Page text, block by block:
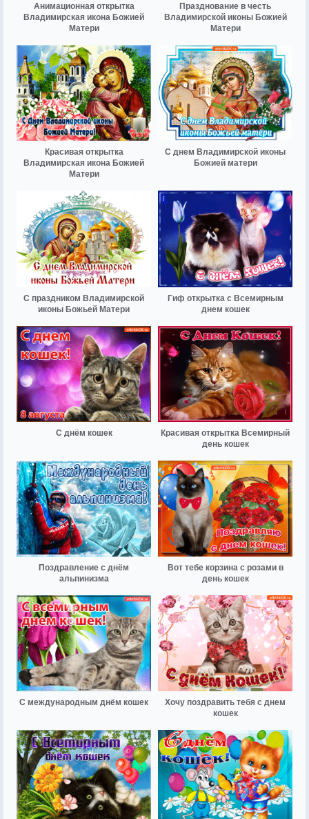
Анимационная открытка
Владимирская икона Божией
Матери
Празднование в честь
Владимирской иконы Божией
Матери
Красивая открытка
Владимирская икона Божией
Матери
С днем Владимирской иконы
Божией матери
С праздником Владимирской
иконы Божьей Матери
Гиф открытка с Всемирным
днем кошек
С днём кошек
Красивая открытка Всемирный
день кошек
Поздравление с днём
альпинизма
Вот тебе корзина с розами в
день кошек
С международным днём кошек
Хочу поздравить тебя с днем
кошек